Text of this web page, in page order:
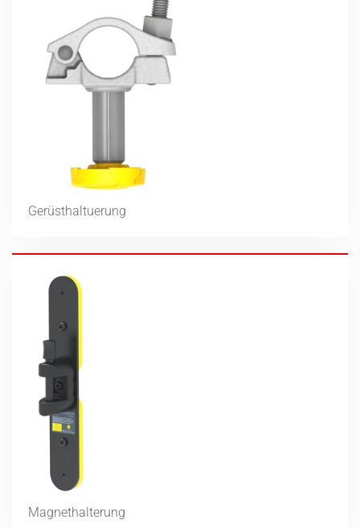
Gerüsthaltuerung
Magnethalterung